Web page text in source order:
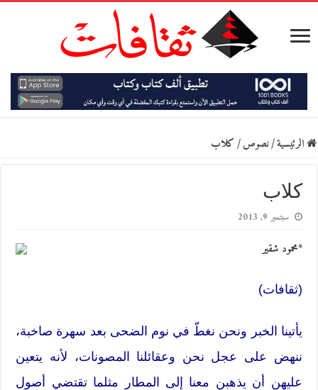
الرئيسية/نصوص/كلاب
كلاب
سبتمبر 9, 2013
*محمود شقير
(ثقافات)
يأتينا الخبر ونحن نغطّ في نوم الضحى بعد سهرة صاخبة،
ننهض على عجل نحن وعقائلنا المصونات، لأنه يتعين
عليهن أن يذهبن معنا إلى المطار مثلما تقتضي أصول